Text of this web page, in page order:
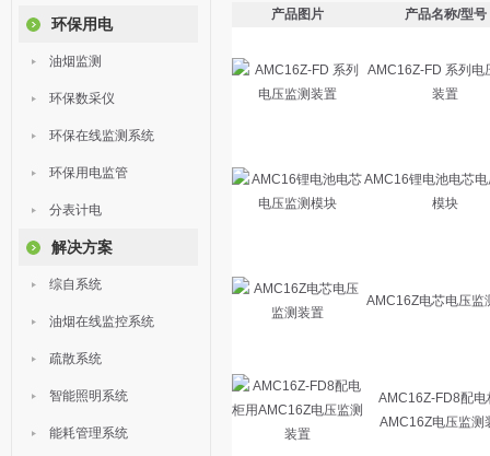
环保用电
油烟监测
环保数采仪
环保在线监测系统
环保用电监管
分表计电
解决方案
综自系统
油烟在线监控系统
疏散系统
智能照明系统
能耗管理系统
产品图片 产品名称/型号
AMC16Z-FD 系列电
装置
AMC16锂电池电芯
模块
AMC16Z电芯电压监
AMC16Z-FD8配电
AMC16Z电压监测